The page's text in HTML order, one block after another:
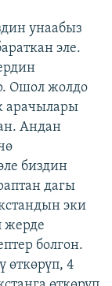
унаабыз
эле.
Ошол жолдо
арачылары
Андан
биздин
дагы
эки
жерде
болгон.
өткөрүп, 4